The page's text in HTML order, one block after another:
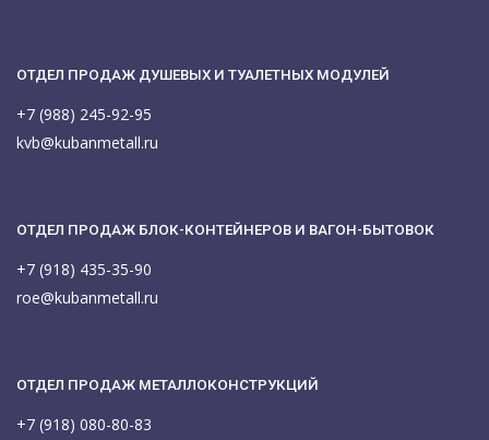
ОТДЕЛ ПРОДАЖ ДУШЕВЫХ И ТУАЛЕТНЫХ МОДУЛЕЙ
+7 (988) 245-92-95
kvb@kubanmetall.ru
ОТДЕЛ ПРОДАЖ БЛОК-КОНТЕЙНЕРОВ И ВАГОН-БЫТОВОК
+7 (918) 435-35-90
roe@kubanmetall.ru
ОТДЕЛ ПРОДАЖ МЕТАЛЛОКОНСТРУКЦИЙ
+7 (918) 080-80-83